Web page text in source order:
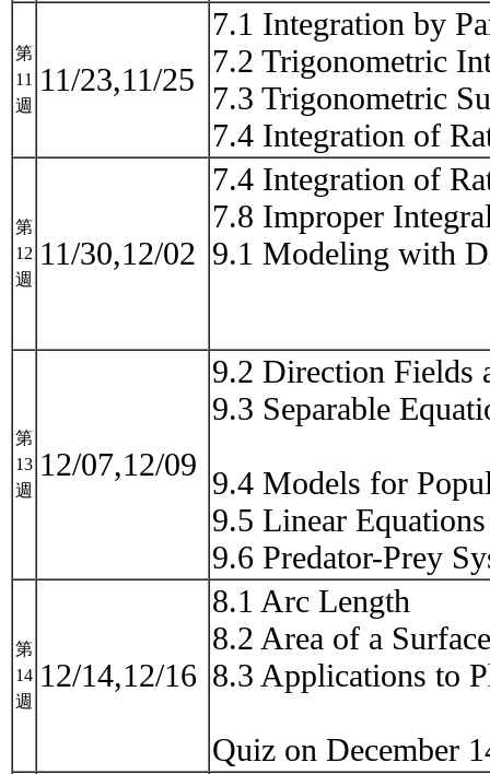
第
11
週
11/23,11/25
7.1 Integration by
7.2 Trigonometric
7.3 Trigonometric
7.4 Integration of
第
12
週
11/30,12/02
7.4 Integration of
7.8 Improper
9.1 Modeling with
第
13
週
12/07,12/09
9.2 Direction Fields
9.3 Separable
9.4 Models for
9.5 Linear Equations
9.6 Predator-Prey
第
14
週
12/14,12/16
8.1 Arc Length
8.2 Area of a
8.3 Applications to
Quiz on December